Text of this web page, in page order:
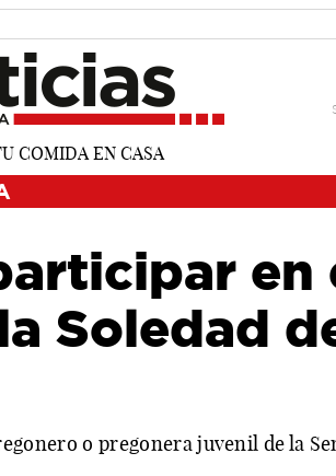
en
Soledad
o pregonera juvenil de la